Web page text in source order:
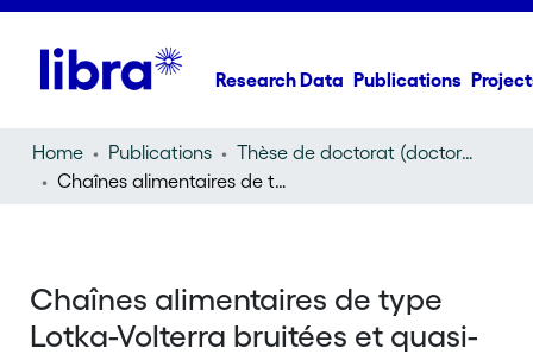
Research Data Publications
Home Publications
Thèse de doctorat (doctoral thesis)
Chaînes alimentaires de type Lotka-Volterra bruitées et quasi-stationnarité avec frontières mobiles aléatoires
Chaînes alimentaires de type
Lotka-Volterra bruitées et quasi-